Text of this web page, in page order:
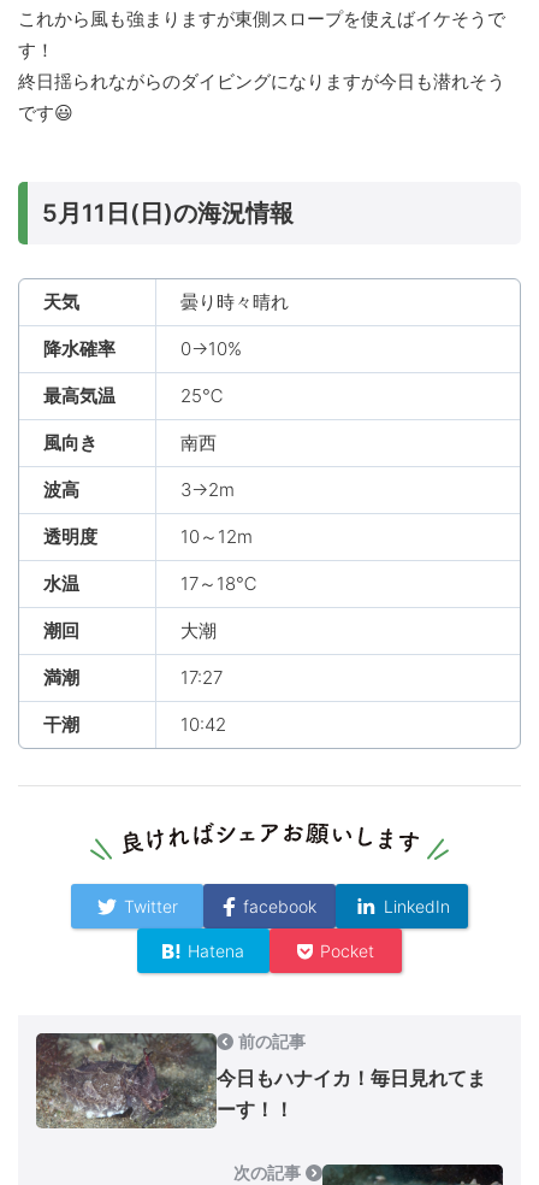
これから風も強まりますが東側スロープを使えばイケそうで
す！
終日揺られながらのダイビングになりますが今日も潜れそう
です😃
5月11日(日)の海況情報
天気 曇り時々晴れ
降水確率 0→10%
最高気温 25℃
風向き 南西
波高 3→2m
透明度 10～12m
水温 17～18℃
潮回 大潮
満潮 17:27
干潮 10:42
Twitter facebook LinkedIn
Hatena Pocket
前の記事
今日もハナイカ！毎日見れてま
ーす！！
次の記事